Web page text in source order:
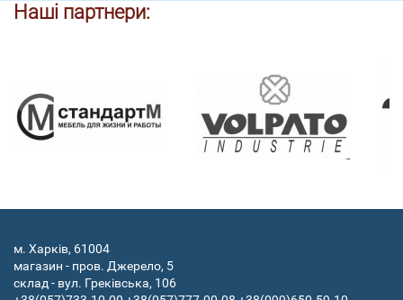
Наші партнери:
м. Харків, 61004
магазин - пров. Джерело, 5
склад - вул. Греківська, 106